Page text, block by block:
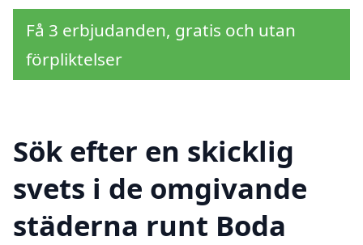
Få 3 erbjudanden, gratis och utan
förpliktelser
Sök efter en skicklig
svets i de omgivande
städerna runt Boda